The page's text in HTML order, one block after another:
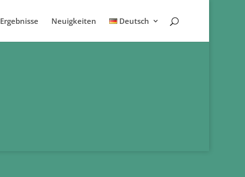
Ergebnisse Neuigkeiten Deutsch